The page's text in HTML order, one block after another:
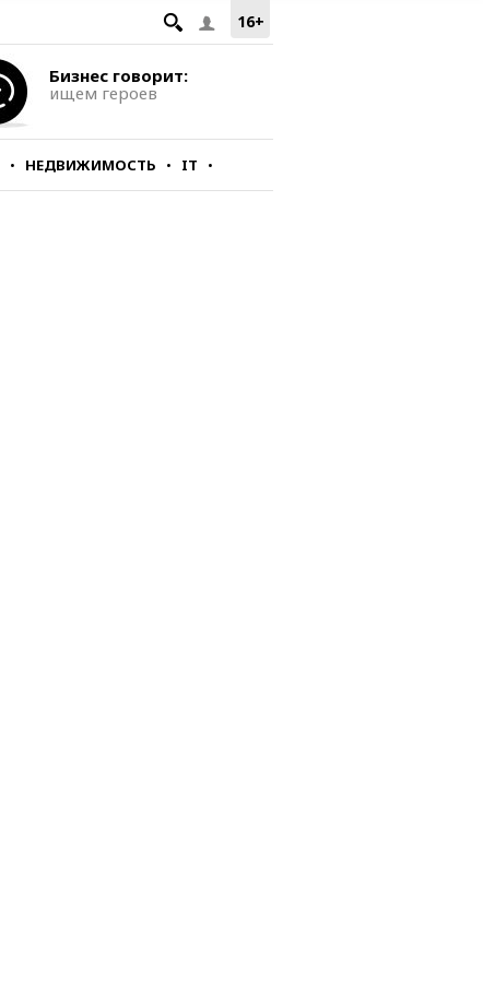
16+
Бизнес говорит:
ищем героев
НЕДВИЖИМОСТЬ IT